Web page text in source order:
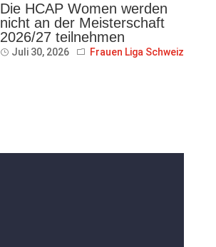
Die HCAP Women werden
nicht an der Meisterschaft
2026/27 teilnehmen
Juli 30, 2026 Frauen Liga Schweiz